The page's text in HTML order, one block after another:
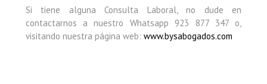
Si tiene alguna Consulta Laboral, no dude en
contactarnos a nuestro Whatsapp 923 877 347 o,
visitando nuestra página web: www.bysabogados.com